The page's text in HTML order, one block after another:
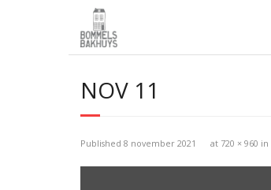
NOV 11
Published 8 november 2021 at 720 × 960 in